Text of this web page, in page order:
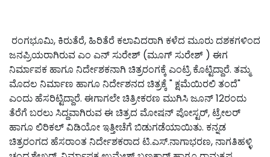
ರಂಗಭೂಮಿ, ಕಿರುತೆರೆ, ಹಿರಿತೆರೆ ಕಲಾವಿದರಾಗಿ ಕಳೆದ ಮೂರು ದಶಕಗಳಿಂದ
ಜನಪ್ರಿಯರಾಗಿರುವ ಎಂ ಎನ್ ಸುರೇಶ್ (ಮೂಗ್ ಸುರೇಶ್ ) ಈಗ
ನಿರ್ಮಾಪಕ ಹಾಗೂ ನಿರ್ದೇಶಕನಾಗಿ ಚಿತ್ರರಂಗಕ್ಕೆ ಎಂಟ್ರಿ ಕೊಟ್ಟಿದ್ದಾರೆ. ತಮ್ಮ
ಮೊದಲ ನಿರ್ಮಾಣ ಹಾಗೂ ನಿರ್ದೇಶನದ ಚಿತ್ರಕ್ಕೆ " ಕ್ಷಮೆಯಿರಲಿ ತಂದೆ"
ಎಂದು ಹೆಸರಿಟ್ಟಿದ್ದಾರೆ. ಈಗಾಗಲೇ ಚಿತ್ರೀಕರಣ ಮುಗಿಸಿ ಜೂನ್ 12ರಂದು
ತೆರೆಗೆ ಬರಲು‌ ಸಿದ್ದವಾಗಿರುವ ಈ ಚಿತ್ರದ ಮೋಷನ್ ಪೋಸ್ಟರ್, ಟ್ರೇಲರ್
ಹಾಗೂ ಲಿರಿಕಲ್ ವಿಡಿಯೋ ಇತ್ತೀಚೆಗೆ ಬಿಡುಗಡೆಯಾಯಿತು. ಕನ್ನಡ
ಚಿತ್ರರಂಗದ ಹೆಸರಾಂತ ನಿರ್ದೇಶಕರಾದ ಟಿ.ಎಸ್.ನಾಗಾಭರಣ, ನಾಗತಿಹಳ್ಳಿ